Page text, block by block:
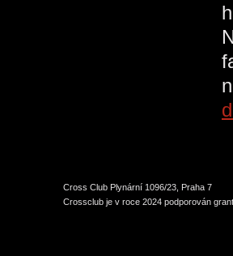
Cross Club Plynární 1096/23, Praha 7
Crossclub je v roce 2024 podporován